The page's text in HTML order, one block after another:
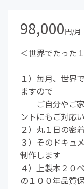
98,000円/月
＜世界でたった
１）毎月、世界
ますので
ご自分やご家
ントにもご対応
２）丸１日の密
３）そのドキュ
制作します
４）上製本２０
の１００年品質